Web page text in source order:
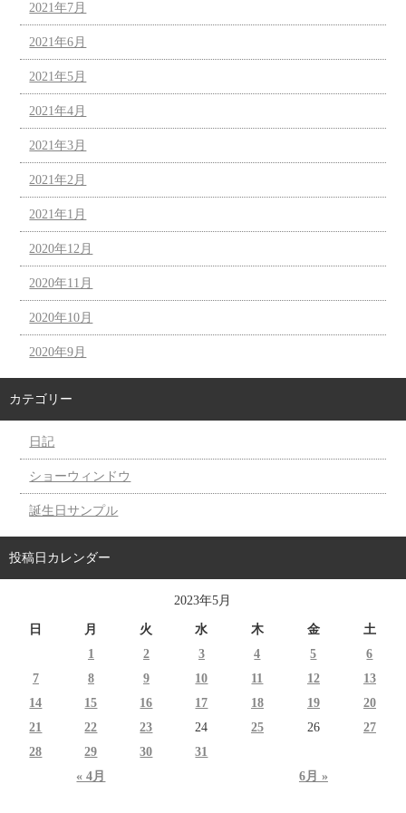
2021年7月
2021年6月
2021年5月
2021年4月
2021年3月
2021年2月
2021年1月
2020年12月
2020年11月
2020年10月
2020年9月
カテゴリー
日記
ショーウィンドウ
誕生日サンプル
投稿日カレンダー
2023年5月
日 月 火 水 木 金 土
« 4月 6月 »
1 2 3 4 5
6
7
8 9 10 11 12
13
14
15 16 17 18 19
20
21
22 23 24 25 26
27
28
29 30 31